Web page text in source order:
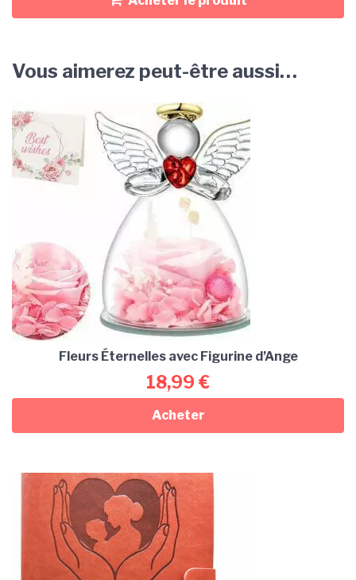
Vous aimerez peut-être aussi…
Fleurs Éternelles avec Figurine d’Ange
18,99 €
Acheter